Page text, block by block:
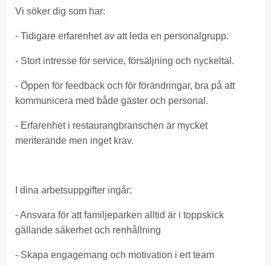
Vi söker dig som har:
- Tidigare erfarenhet av att leda en personalgrupp.
- Stort intresse för service, försäljning och nyckeltal.
- Öppen för feedback och för förändringar, bra på att
kommunicera med både gäster och personal.
- Erfarenhet i restaurangbranschen är mycket
meriterande men inget krav.
I dina arbetsuppgifter ingår:
- Ansvara för att familjeparken alltid är i toppskick
gällande säkerhet och renhållning
- Skapa engagemang och motivation i ert team